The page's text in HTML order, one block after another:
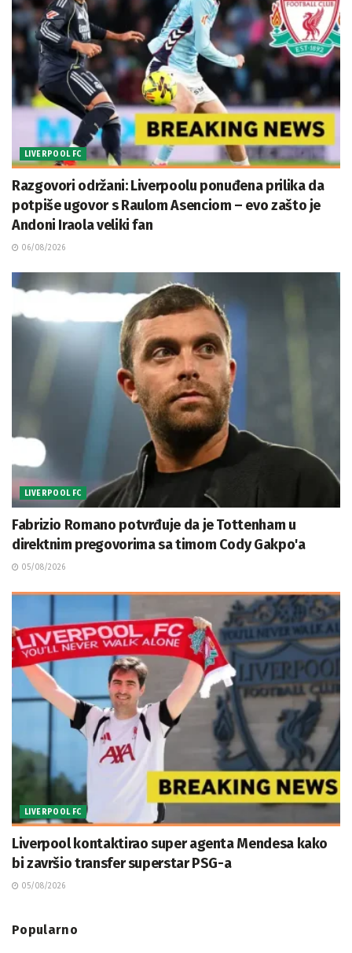
LIVERPOOL FC
Razgovori održani: Liverpoolu ponuđena prilika da
potpiše ugovor s Raulom Asenciom – evo zašto je
Andoni Iraola veliki fan
06/08/2026
LIVERPOOL FC
Fabrizio Romano potvrđuje da je Tottenham u
direktnim pregovorima sa timom Cody Gakpo'a
05/08/2026
LIVERPOOL FC
Liverpool kontaktirao super agenta Mendesa kako
bi završio transfer superstar PSG-a
05/08/2026
Popularno